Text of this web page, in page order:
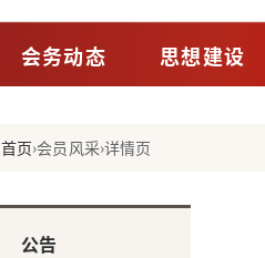
会务动态 思想建设
首页›会员风采›详情页
公告